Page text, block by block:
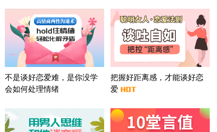
情感方案
北京-朝阳 151****3189
22分钟前
微信用户 巧?媚儿 通过此页面咨询，已获得专属情感
方案
上海-浦东 177****9074
56分钟前
微信用户 Liberty 通过此页面咨询，已获得专属情感
方案
广东-广州 188****5632
湖北-武汉 135****7410
41分钟前
不是谈好恋爱难，是你没学
会如何处理情绪
把握好距离感，才能谈好恋
爱